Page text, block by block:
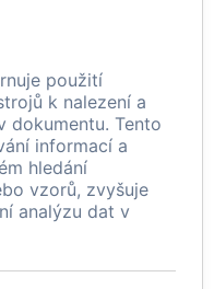
použití
k nalezení a
dokumentu. Tento
informací a
hledání
vzorů, zvyšuje
analýzu dat v